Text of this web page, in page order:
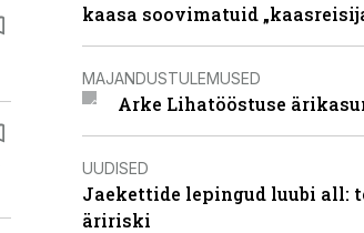
kaasa soovimatuid
MAJANDUSTULEMUSED
Arke Lihatööstuse
UUDISED
Jaekettide lepingud luubi all:
äririski